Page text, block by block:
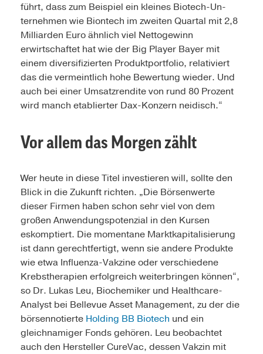
führt, dass zum Beispiel ein kleines Biotech-Un­
ternehmen wie Biontech im zweiten Quartal mit 2,8
Milliarden Euro ähnlich viel Nettogewinn
erwirtschaftet hat wie der Big Player Bayer mit
einem diversifizierten Produktportfolio, relativiert
das die vermeintlich hohe Bewertung wieder. Und
auch bei einer Umsatzrendite von rund 80 Prozent
wird manch etablierter Dax-Konzern neidisch.“
Vor allem das Morgen zählt
Wer heute in diese Titel investieren will, sollte den
Blick in die Zukunft richten. „Die Börsenwerte
dieser Firmen haben schon sehr viel von dem
großen Anwendungspotenzial in den Kursen
eskomptiert. Die momentane Marktkapitalisierung
ist dann gerechtfertigt, wenn sie andere Produkte
wie etwa Influenza-Vakzine oder verschiedene
Krebstherapien erfolgreich weiterbringen können“,
so Dr. Lukas Leu, Biochemiker und Healthcare-
Analyst bei Bellevue Asset Management, zu der die
börsennotierte Holding BB Biotech und ein
gleichnamiger Fonds gehören. Leu beobachtet
auch den Hersteller CureVac, dessen Vakzin mit